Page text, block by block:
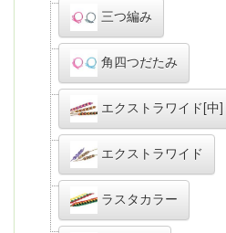
三つ編み
角四つだたみ
エクストラワイド[中]
エクストラワイド
ラスタカラー